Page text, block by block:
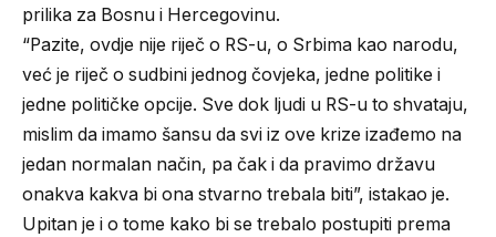
prilika za Bosnu i Hercegovinu.
“Pazite, ovdje nije riječ o RS-u, o Srbima kao narodu,
već je riječ o sudbini jednog čovjeka, jedne politike i
jedne političke opcije. Sve dok ljudi u RS-u to shvataju,
mislim da imamo šansu da svi iz ove krize izađemo na
jedan normalan način, pa čak i da pravimo državu
onakva kakva bi ona stvarno trebala biti”, istakao je.
Upitan je i o tome kako bi se trebalo postupiti prema